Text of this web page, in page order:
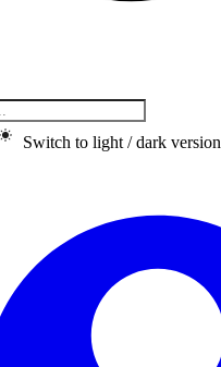
Switch to light / dark version